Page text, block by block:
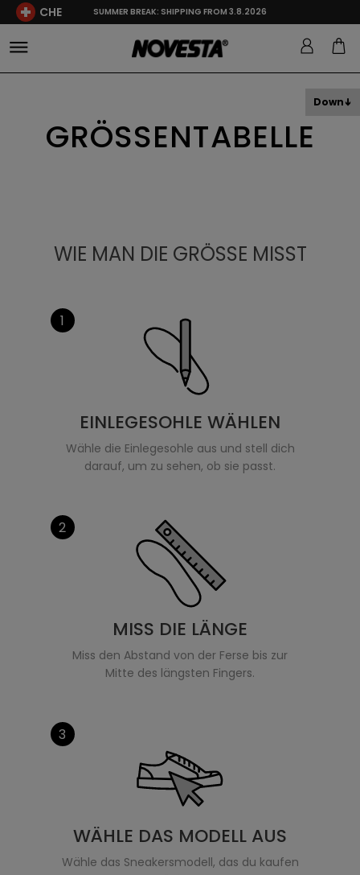
CHE SUMMER BREAK: SHIPPING FROM 3.8.2026
GRÖSSENTABELLE
WIE MAN DIE GRÖSSE MISST
1
EINLEGESOHLE WÄHLEN
Wähle die Einlegesohle aus und stell dich
darauf, um zu sehen, ob sie passt.
2
MISS DIE LÄNGE
Miss den Abstand von der Ferse bis zur
Mitte des längsten Fingers.
3
WÄHLE DAS MODELL AUS
Wähle das Sneakersmodell, das du kaufen
Down